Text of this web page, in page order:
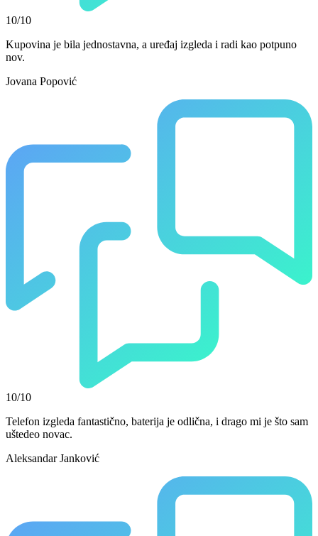
10/10
Kupovina je bila jednostavna, a uređaj izgleda i radi kao potpuno
nov.
Jovana Popović
10/10
Telefon izgleda fantastično, baterija je odlična, i drago mi je što sam
uštedeo novac.
Aleksandar Janković